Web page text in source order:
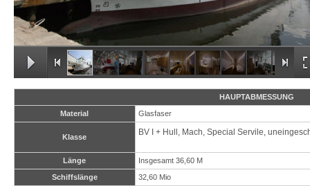
HAUPTABMESSUNG
Material
Glasfaser
Klasse BV I + Hull, Mach, Special Servile,
Länge
Insgesamt 36,60 M
Schiffslänge
32,60 Mio